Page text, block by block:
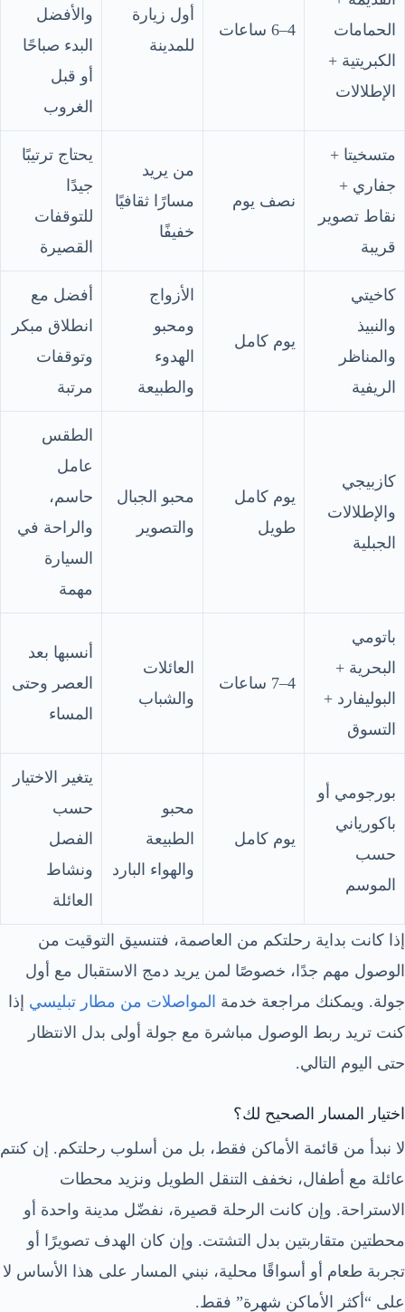
الحمامات
الكبريتية +
الإطلالات
4–6 ساعات
أول زيارة
للمدينة
والأفضل
البدء صباحًا
أو قبل
الغروب
متسخيتا +
جفاري +
نقاط تصوير
قريبة
نصف يوم
من يريد
مسارًا ثقافيًا
خفيفًا
يحتاج ترتيبًا
جيدًا
للتوقفات
القصيرة
كاخيتي
والنبيذ
والمناظر
الريفية
يوم كامل
الأزواج
ومحبو
الهدوء
والطبيعة
أفضل مع
انطلاق مبكر
وتوقفات
مرتبة
كازبيجي
والإطلالات
الجبلية
يوم كامل
طويل
محبو الجبال
والتصوير
الطقس
عامل
حاسم،
والراحة في
السيارة
مهمة
باتومي
البحرية +
البوليفارد +
التسوق
4–7 ساعات
العائلات
والشباب
أنسبها بعد
العصر وحتى
المساء
بورجومي أو
باكورياني
حسب
الموسم
يوم كامل
محبو
الطبيعة
والهواء البارد
يتغير الاختيار
حسب
الفصل
ونشاط
العائلة
إذا كانت بداية رحلتكم من العاصمة، فتنسيق التوقيت من
الوصول مهم جدًا، خصوصًا لمن يريد دمج الاستقبال مع أول
جولة. ويمكنك مراجعة خدمة المواصلات من مطار تبليسي إذا
كنت تريد ربط الوصول مباشرة مع جولة أولى بدل الانتظار
حتى اليوم التالي.
اختيار المسار الصحيح لك؟
لا نبدأ من قائمة الأماكن فقط، بل من أسلوب رحلتكم. إن كنتم
عائلة مع أطفال، نخفف التنقل الطويل ونزيد محطات
الاستراحة. وإن كانت الرحلة قصيرة، نفضّل مدينة واحدة أو
محطتين متقاربتين بدل التشتت. وإن كان الهدف تصويرًا أو
تجربة طعام أو أسواقًا محلية، نبني المسار على هذا الأساس لا
على “أكثر الأماكن شهرة” فقط.